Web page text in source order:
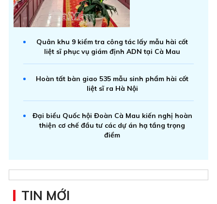
Quân khu 9 kiểm tra công tác lấy mẫu hài cốt
liệt sĩ phục vụ giám định ADN tại Cà Mau
Hoàn tất bàn giao 535 mẫu sinh phẩm hài cốt
liệt sĩ ra Hà Nội
Đại biểu Quốc hội Đoàn Cà Mau kiến nghị hoàn
thiện cơ chế đầu tư các dự án hạ tầng trọng
điểm
TIN MỚI